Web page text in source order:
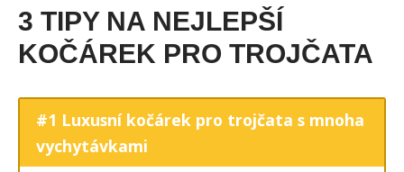
3 TIPY NA NEJLEPŠÍ
KOČÁREK PRO TROJČATA
#1 Luxusní kočárek pro trojčata s mnoha
vychytávkami